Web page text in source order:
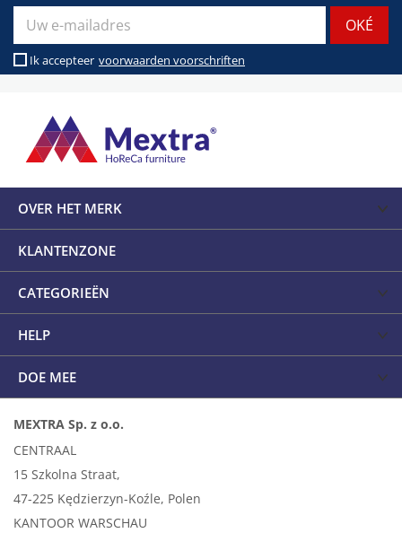
Ik accepteer voorwaarden voorschriften
OVER HET MERK
KLANTENZONE
CATEGORIEËN
HELP
DOE MEE
MEXTRA Sp. z o.o.
CENTRAAL
15 Szkolna Straat,
47-225 Kędzierzyn-Koźle, Polen
KANTOOR WARSCHAU